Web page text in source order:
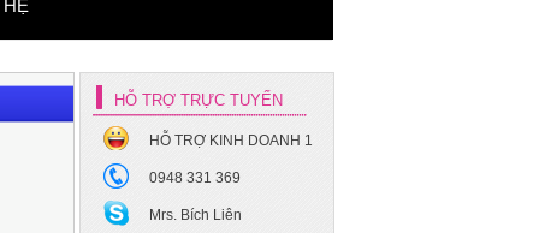
HỆ
HỖ TRỢ TRỰC TUYẾN
HỖ TRỢ KINH DOANH 1
0948 331 369
Mrs. Bích Liên